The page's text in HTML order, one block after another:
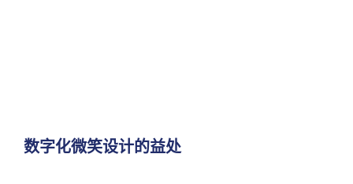
数字化微笑设计的益处